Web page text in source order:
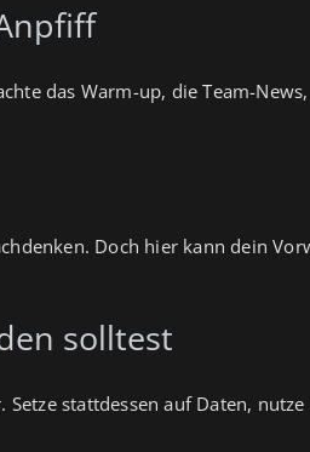
das Warm-up, die Team-
Doch hier kann dein
solltest
stattdessen auf Daten, nutze